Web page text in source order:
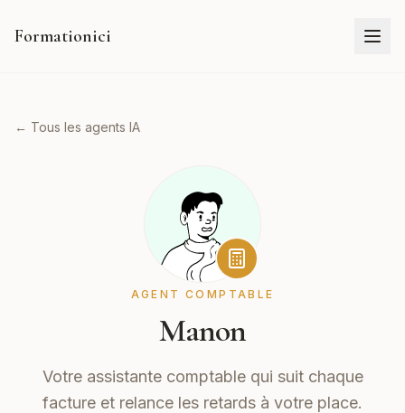
Formationici
← Tous les agents IA
AGENT COMPTABLE
Manon
Votre assistante comptable qui suit chaque
facture et relance les retards à votre place.